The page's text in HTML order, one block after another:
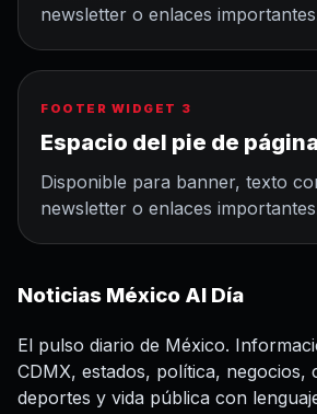
newsletter o enlaces
FOOTER WIDGET 3
Espacio del pie de página
Disponible para banner, texto
newsletter o enlaces
Noticias México Al Día
El pulso diario de México.
CDMX, estados, política, negocios,
deportes y vida pública con